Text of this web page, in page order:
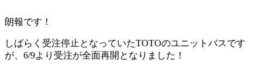
朗報です！
しばらく受注停止となっていたTOTOのユニットバスです
が、6/9より受注が全面再開となりました！